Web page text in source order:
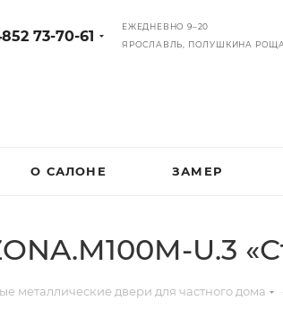
73-70-61
ЕЖЕДНЕВНО 9–20
ЯРОСЛАВЛЬ, ПОЛУШКИНА РОЩА,
О САЛОНЕ ЗАМЕР
U.3
металлические двери для частного дома